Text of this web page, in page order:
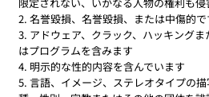
名誉毀損、名誉毀損、または中傷的で
アドウェア、クラック、ハッキング
はプログラムを含みます
明示的な性的内容を含んでいます
言語、イメージ、ステレオタイプの